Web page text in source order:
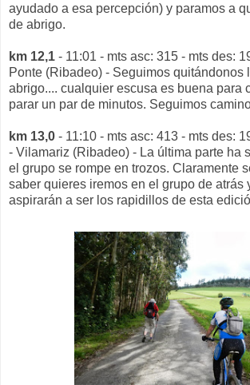
ayudado a esa percepción) y paramos a
de abrigo.
km 12,1 - 11:01 - mts asc: 315 - mts des:
Ponte (Ribadeo) - Seguimos quitándonos
abrigo.... cualquier escusa es buena para
parar un par de minutos. Seguimos
km 13,0 - 11:10 - mts asc: 413 - mts des:
- Vilamariz (Ribadeo) - La última parte ha
el grupo se rompe en trozos. Claramente
saber quieres iremos en el grupo de atrás
aspirarán a ser los rapidillos de esta